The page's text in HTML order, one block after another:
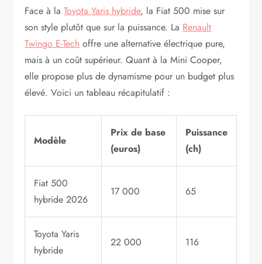
Face à laToyota Yaris hybride, la Fiat 500 mise sur
son style plutôt que sur la puissance. La Renault
Twingo E-Tech offre une alternative électrique pure,
mais à un coût supérieur. Quant à la Mini Cooper,
elle propose plus de dynamisme pour un budget plus
élevé. Voici un tableau récapitulatif :
Modèle
Prix de base
(euros)
Puissance
(ch)
Fiat 500
hybride 2026
17 000 65
Toyota Yaris
hybride
22 000 116